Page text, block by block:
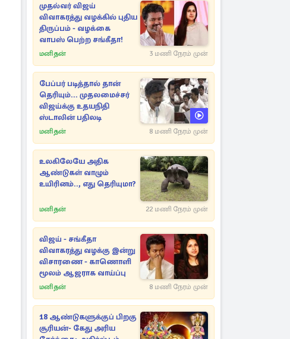
முதல்வர் விஜய்
விவாகரத்து வழக்கில் புதிய
திருப்பம் - வழக்கை
வாபஸ் பெற்ற சங்கீதா!
மனிதன் 3 மணி நேரம் முன்
பேப்பர் படித்தால் தான்
தெரியும்... முதலமைச்சர்
விஜய்க்கு உதயநிதி
ஸ்டாலின் பதிலடி
மனிதன் 8 மணி நேரம் முன்
உலகிலேயே அதிக
ஆண்டுகள் வாழும்
உயிரினம்.., எது தெரியுமா?
மனிதன் 22 மணி நேரம் முன்
விஜய் - சங்கீதா
விவாகரத்து வழக்கு இன்று
விசாரணை - காணொளி
மூலம் ஆஜராக வாய்ப்பு
மனிதன் 8 மணி நேரம் முன்
18 ஆண்டுகளுக்குப் பிறகு
சூரியன்- கேது அரிய